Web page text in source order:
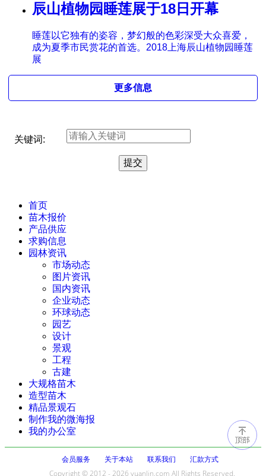
辰山植物园睡莲展于18日开幕
睡莲以它独有的姿容，梦幻般的色彩深受大众喜爱，
成为夏季市民赏花的首选。2018上海辰山植物园睡莲
展
更多信息
关键词:
首页
苗木报价
产品供应
求购信息
园林资讯
市场动态
图片资讯
国内资讯
企业动态
环球动态
园艺
设计
景观
工程
古建
大规格苗木
造型苗木
精品景观石
制作我的微海报
我的办公室
会员服务 关于本站 联系我们
汇款方式
Copyright © 2012 - 2026 yuanlin.com All Rights Reserved.